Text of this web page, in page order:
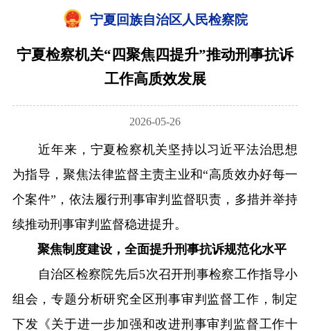
宁夏回族自治区人民检察院
宁夏检察机关“四聚焦四提升”推动刑事抗诉
工作高质效发展
2026-05-26
近年来，宁夏检察机关坚持以习近平法治思想
为指导，聚焦法律监督主责主业和“高质效办好每一
个案件”，依法履行刑事审判监督职责，多措并举持
续推动刑事审判监督稳进提升。
聚焦制度建设，全面提升刑事抗诉规范化水平
自治区检察院先后5次召开刑事检察工作指导小
组会，专题分析研究全区刑事审判监督工作，制定
下发《关于进一步加强和改进刑事审判监督工作十